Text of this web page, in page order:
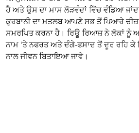
ਹੈ ਅਤੇ ਉਸ ਦਾ ਮਾਸ ਲੋੜਵੰਦਾਂ ਵਿੱਚ ਵੰਡਿਆ
ਕੁਰਬਾਨੀ ਦਾ ਮਤਲਬ ਆਪਣੇ ਸਭ ਤੋਂ ਪਿਆਰੇ ਚੀਜ਼
ਸਮਰਪਿਤ ਕਰਨਾ ਹੈ। ਰਿਊ ਰਿਆਜ਼ ਨੇ ਲੋਕਾਂ ਨੂੰ
ਨਾਮ ‘ਤੇ ਨਫਰਤ ਅਤੇ ਦੰਗੇ-ਫਸਾਦ ਤੋਂ ਦੂਰ ਰਹਿ
ਨਾਲ ਜੀਵਨ ਬਿਤਾਇਆ ਜਾਵੇ।